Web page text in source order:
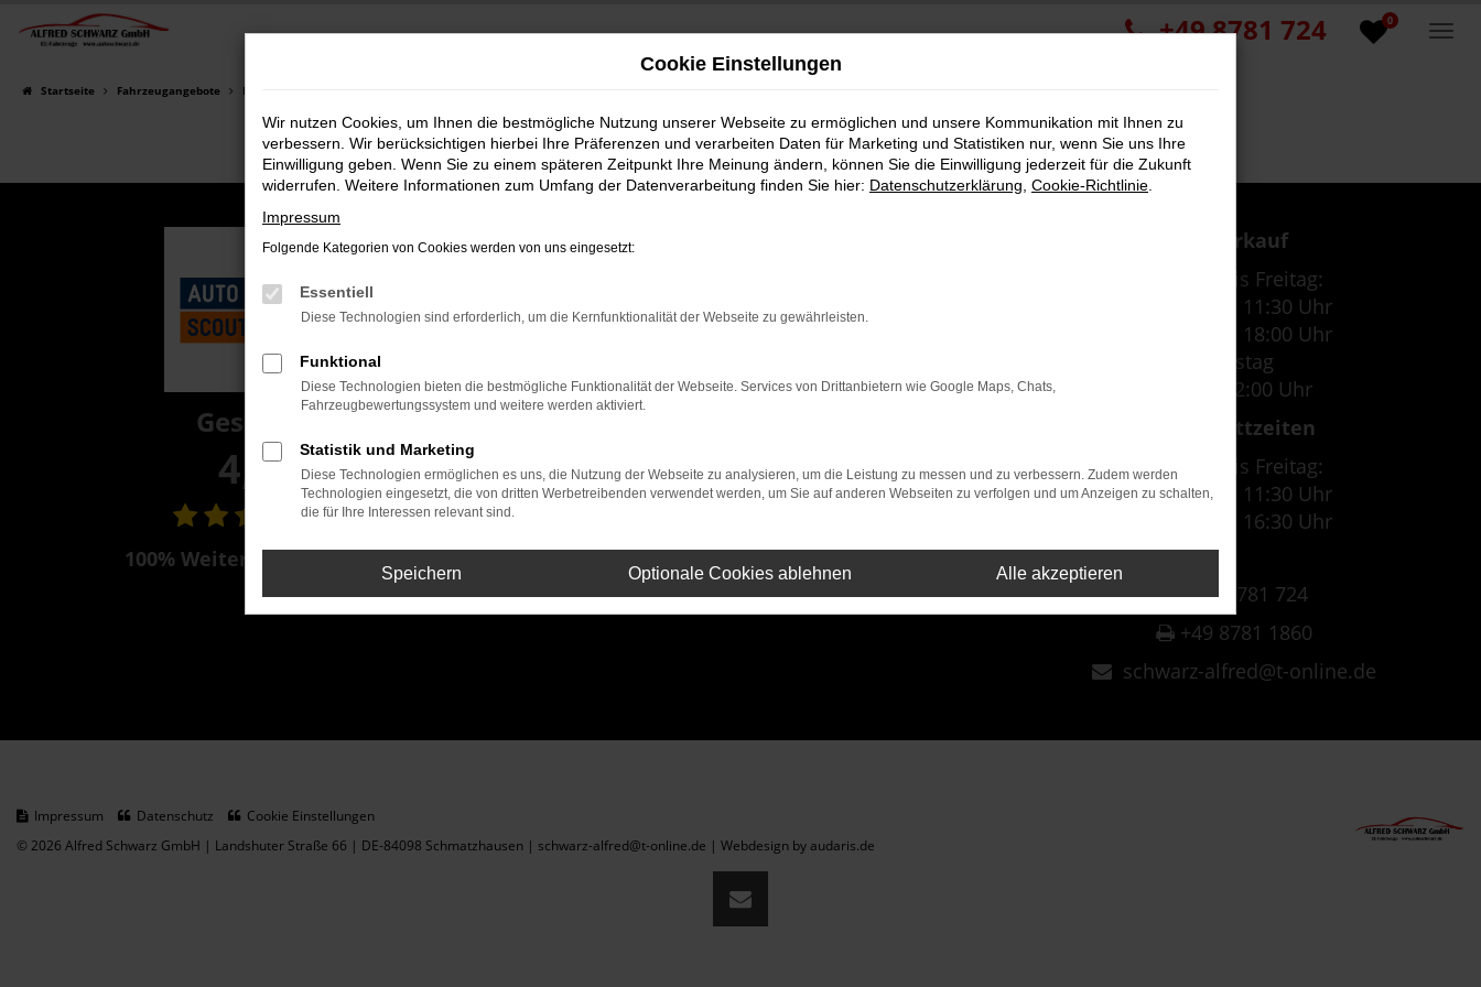
Zum
0
+49 8781 724
Startseite Fahrzeugangebote Fahrzeugsuche
Gesamt
4,8
100% Weiterempfehlung
werden. Wenn Sie damit einverstanden sind,
klicken Sie bitte auf "Bestätigen".
Bestätigen
Verkauf
Montag bis Freitag:
07:30 Uhr - 11:30 Uhr
12:30 Uhr - 18:00 Uhr
Samstag
09:00 - 12:00 Uhr
Werkstattzeiten
Montag bis Freitag:
07:30 Uhr - 11:30 Uhr
12:30 Uhr - 16:30 Uhr
+49 8781 724
+49 8781 1860
schwarz-alfred@t-online.de
Impressum Datenschutz
Cookie Einstellungen
© 2026 Alfred Schwarz GmbH | Landshuter Straße 66 | DE-84098 Schmatzhausen | schwarz-alfred@t-online.de | Webdesign by audaris.de
Cookie Einstellungen
Wir nutzen Cookies, um Ihnen die bestmögliche Nutzung unserer Webseite zu ermöglichen und unsere Kommunikation mit Ihnen zu
verbessern. Wir berücksichtigen hierbei Ihre Präferenzen und verarbeiten Daten für Marketing und Statistiken nur, wenn Sie uns Ihre
Einwilligung geben. Wenn Sie zu einem späteren Zeitpunkt Ihre Meinung ändern, können Sie die Einwilligung jederzeit für die Zukunft
widerrufen. Weitere Informationen zum Umfang der Datenverarbeitung finden Sie hier: Datenschutzerklärung Cookie-Richtlinie
Impressum
Folgende Kategorien von Cookies werden von uns eingesetzt:
Essentiell
Diese Technologien sind erforderlich, um die Kernfunktionalität der Webseite zu gewährleisten.
Funktional
Diese Technologien bieten die bestmögliche Funktionalität der Webseite. Services von Drittanbietern wie Google Maps, Chats,
Fahrzeugbewertungssystem und weitere werden aktiviert.
Statistik und Marketing
Diese Technologien ermöglichen es uns, die Nutzung der Webseite zu analysieren, um die Leistung zu messen und zu verbessern. Zudem werden
Technologien eingesetzt, die von dritten Werbetreibenden verwendet werden, um Sie auf anderen Webseiten zu verfolgen und um Anzeigen zu schalten,
die für Ihre Interessen relevant sind.
Speichern Optionale Cookies ablehnen Alle akzeptieren